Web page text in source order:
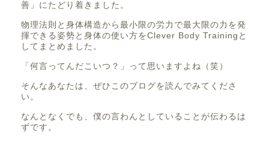
善」にたどり着きました。
物理法則と身体構造から最小限の労力で最大限の力を発
揮できる姿勢と身体の使い方をClever Body Trainingと
してまとめました。
「何言ってんだこいつ？」って思いますよね（笑）
そんなあなたは、ぜひこのブログを読んでみてくださ
い。
なんとなくでも、僕の言わんとしていることが伝わるは
ずです。